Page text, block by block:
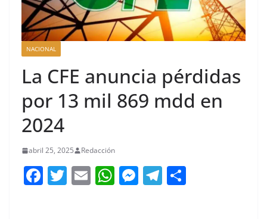
NACIONAL
La CFE anuncia pérdidas
por 13 mil 869 mdd en
2024
abril 25, 2025 Redacción
F T E W M T